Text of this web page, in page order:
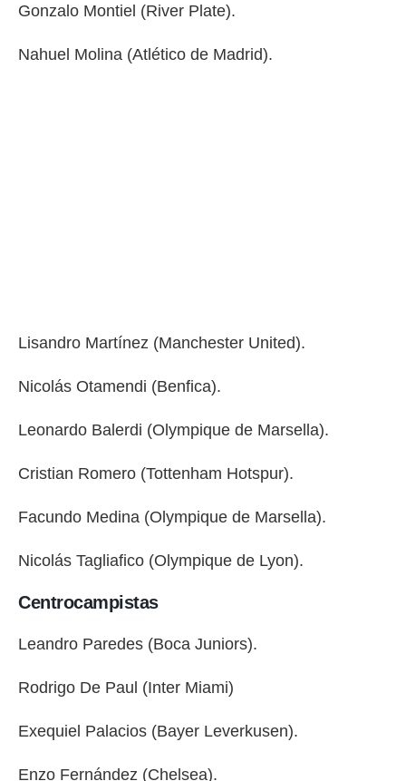
Gonzalo Montiel (River Plate).
Nahuel Molina (Atlético de Madrid).
Lisandro Martínez (Manchester United).
Nicolás Otamendi (Benfica).
Leonardo Balerdi (Olympique de Marsella).
Cristian Romero (Tottenham Hotspur).
Facundo Medina (Olympique de Marsella).
Nicolás Tagliafico (Olympique de Lyon).
Centrocampistas
Leandro Paredes (Boca Juniors).
Rodrigo De Paul (Inter Miami)
Exequiel Palacios (Bayer Leverkusen).
Enzo Fernández (Chelsea).